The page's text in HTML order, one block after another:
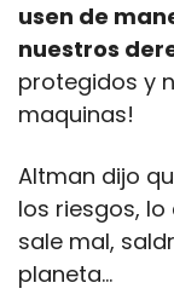
usen de
nuestros
protegidos y
maquinas!
Altman dijo
los riesgos,
sale mal,
planeta…